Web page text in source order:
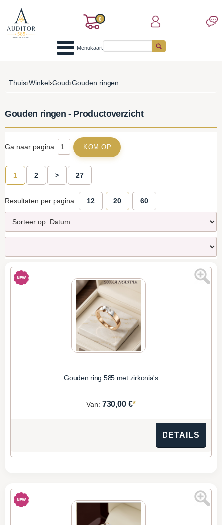
0
Menukaart
Thuis›Winkel›Goud›Gouden ringen
Gouden ringen - Productoverzicht
Ga naar pagina:
1 2 > 27
Resultaten per pagina: 12 20 60
Gouden ring 585 met zirkonia's
Van: 730,00 €*
DETAILS